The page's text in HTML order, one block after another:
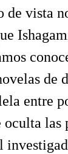
de vista
de
entre
las